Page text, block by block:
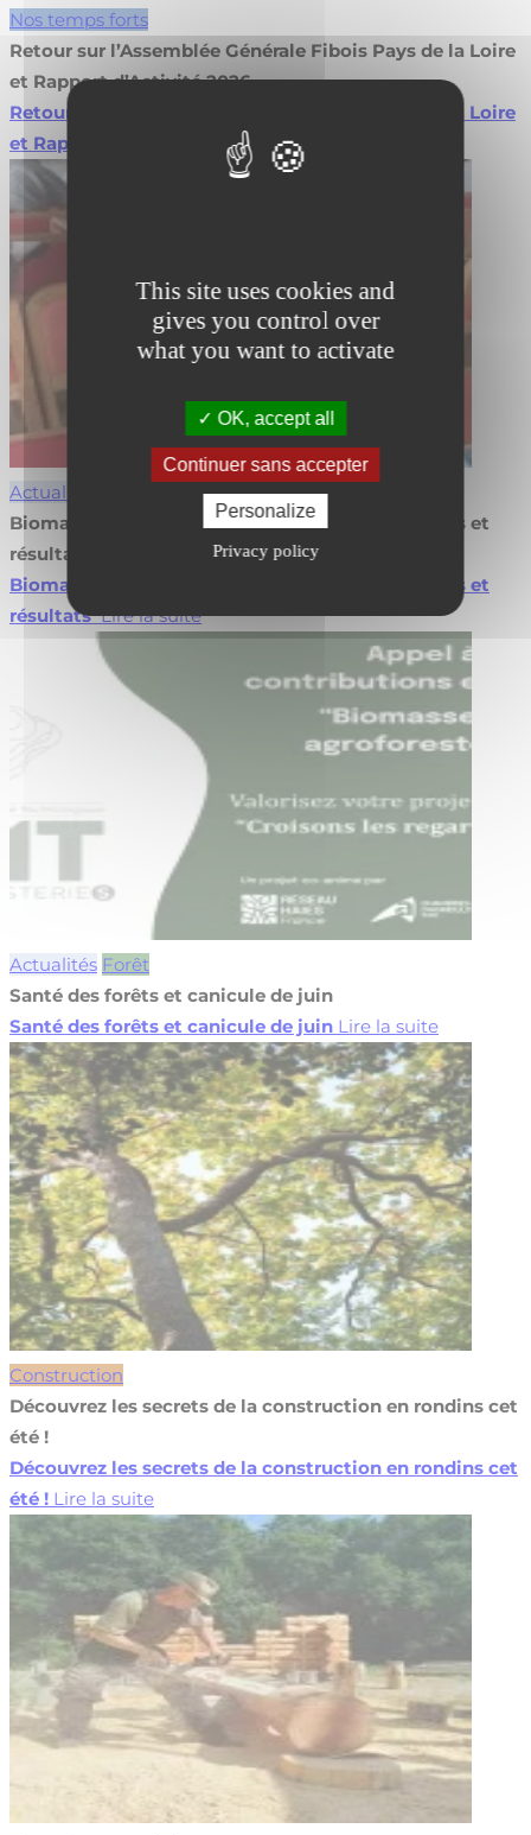
This site uses cookies and
gives you control over
what you want to activate
OK, accept all
Continuer sans accepter
Personalize
Privacy policy
Nos temps forts
Retour sur l’Assemblée Générale Fibois Pays de la Loire
et Rapport d’Activité 2026
Retour sur l’Assemblée Générale Fibois Pays de la Loire
et Rapport d’Activité 2026
Lire la suite
Actualités
Biomasse en agroforesterie : valorisez vos projets et
résultats
Biomasse en agroforesterie : valorisez vos projets et
résultats Lire la suite
Actualités Forêt
Santé des forêts et canicule de juin
Santé des forêts et canicule de juin Lire la suite
Construction
Découvrez les secrets de la construction en rondins cet
été !
Découvrez les secrets de la construction en rondins cet
été ! Lire la suite